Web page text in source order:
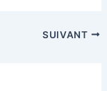
SUIVANT